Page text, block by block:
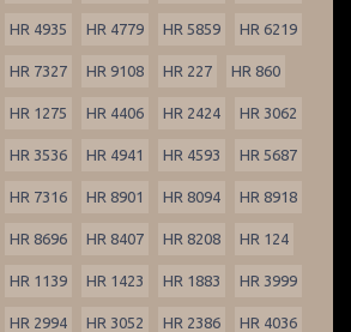
HR 4935 HR 4779 HR 5859 HR 6219
HR 7327 HR 9108 HR 227 HR 860
HR 1275 HR 4406 HR 2424 HR 3062
HR 3536 HR 4941 HR 4593 HR 5687
HR 7316 HR 8901 HR 8094 HR 8918
HR 8696 HR 8407 HR 8208 HR 124
HR 1139 HR 1423 HR 1883 HR 3999
HR 2994 HR 3052 HR 2386 HR 4036